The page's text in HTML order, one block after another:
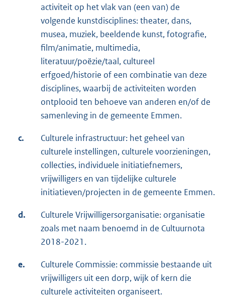
activiteit op het vlak van (een van) de
volgende kunstdisciplines: theater, dans,
musea, muziek, beeldende kunst, fotografie,
film/animatie, multimedia,
literatuur/poëzie/taal, cultureel
erfgoed/historie of een combinatie van deze
disciplines, waarbij de activiteiten worden
ontplooid ten behoeve van anderen en/of de
samenleving in de gemeente Emmen.
c.
Culturele infrastructuur: het geheel van
culturele instellingen, culturele voorzieningen,
collecties, individuele initiatiefnemers,
vrijwilligers en van tijdelijke culturele
initiatieven/projecten in de gemeente Emmen.
d.
Culturele Vrijwilligersorganisatie: organisatie
zoals met naam benoemd in de Cultuurnota
2018-2021.
e.
Culturele Commissie: commissie bestaande uit
vrijwilligers uit een dorp, wijk of kern die
culturele activiteiten organiseert.